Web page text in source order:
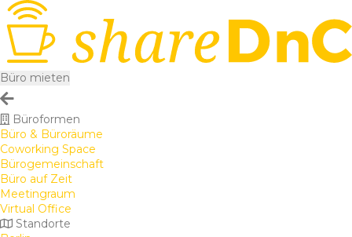
Büro mieten
Büroformen
Büro & Büroräume
Coworking Space
Bürogemeinschaft
Büro auf Zeit
Meetingraum
Virtual Office
Standorte